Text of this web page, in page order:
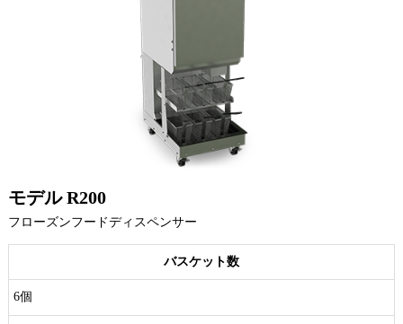
モデル R200
フローズンフードディスペンサー
バスケット数
6個